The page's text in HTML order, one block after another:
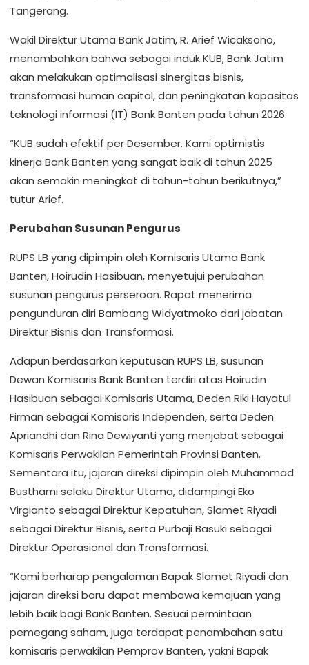
Tangerang.
Wakil Direktur Utama Bank Jatim, R. Arief Wicaksono,
menambahkan bahwa sebagai induk KUB, Bank Jatim
akan melakukan optimalisasi sinergitas bisnis,
transformasi human capital, dan peningkatan kapasitas
teknologi informasi (IT) Bank Banten pada tahun 2026.
“KUB sudah efektif per Desember. Kami optimistis
kinerja Bank Banten yang sangat baik di tahun 2025
akan semakin meningkat di tahun-tahun berikutnya,”
tutur Arief.
Perubahan Susunan Pengurus
RUPS LB yang dipimpin oleh Komisaris Utama Bank
Banten, Hoirudin Hasibuan, menyetujui perubahan
susunan pengurus perseroan. Rapat menerima
pengunduran diri Bambang Widyatmoko dari jabatan
Direktur Bisnis dan Transformasi.
Adapun berdasarkan keputusan RUPS LB, susunan
Dewan Komisaris Bank Banten terdiri atas Hoirudin
Hasibuan sebagai Komisaris Utama, Deden Riki Hayatul
Firman sebagai Komisaris Independen, serta Deden
Apriandhi dan Rina Dewiyanti yang menjabat sebagai
Komisaris Perwakilan Pemerintah Provinsi Banten.
Sementara itu, jajaran direksi dipimpin oleh Muhammad
Busthami selaku Direktur Utama, didampingi Eko
Virgianto sebagai Direktur Kepatuhan, Slamet Riyadi
sebagai Direktur Bisnis, serta Purbaji Basuki sebagai
Direktur Operasional dan Transformasi.
“Kami berharap pengalaman Bapak Slamet Riyadi dan
jajaran direksi baru dapat membawa kemajuan yang
lebih baik bagi Bank Banten. Sesuai permintaan
pemegang saham, juga terdapat penambahan satu
komisaris perwakilan Pemprov Banten, yakni Bapak